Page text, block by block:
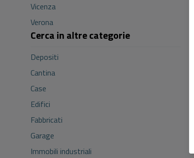
Vicenza
Verona
Cerca in altre categorie
Depositi
Cantina
Case
Edifici
Fabbricati
Garage
Immobili industriali